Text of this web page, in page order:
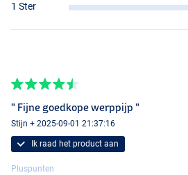
1 Ster
" Fijne goedkope werppijp "
Stijn + 2025-09-01 21:37:16
Ik raad het product aan
Pluspunten